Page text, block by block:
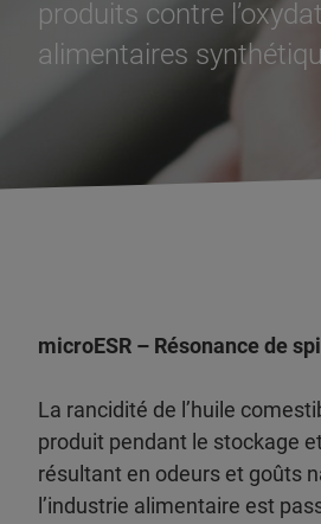
produits contre
alimentaires
microESR – Résonance de
La rancidité de l’huile
produit pendant le stockage
résultant en odeurs et goûts
l’industrie alimentaire est